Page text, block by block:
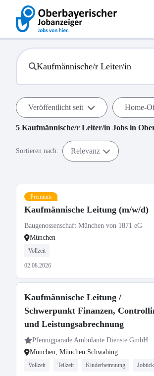
Veröffentlicht seit Home-
5 Kaufmännische/r Leiter/in Jobs in
Sortieren nach: Relevanz
Premium
Kaufmännische Leitung (m/w/d)
Baugenossenschaft München von 1871 eG
München
Vollzeit
02.08.2026
Kaufmännische Leitung /
Schwerpunkt Finanzen,
und Leistungsabrechnung
Pfennigparade Ambulante Dienste GmbH
München, München Schwabing
Vollzeit Teilzeit Kinderbetreuung